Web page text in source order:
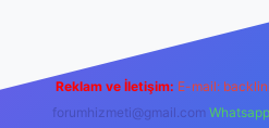
Reklam ve İletişim: E-mail:
forumhizmeti@gmail.com